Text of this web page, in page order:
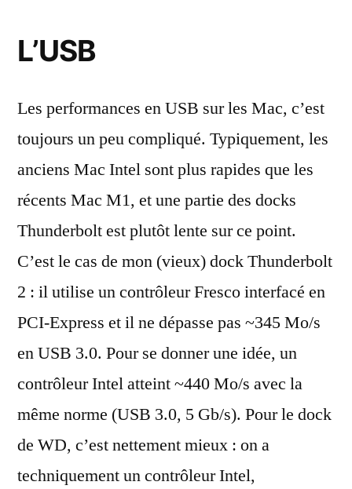
L’USB
Les performances en USB sur les Mac, c’est
toujours un peu compliqué. Typiquement, les
anciens Mac Intel sont plus rapides que les
récents Mac M1, et une partie des docks
Thunderbolt est plutôt lente sur ce point.
C’est le cas de mon (vieux) dock Thunderbolt
2 : il utilise un contrôleur Fresco interfacé en
PCI-Express et il ne dépasse pas ~345 Mo/s
en USB 3.0. Pour se donner une idée, un
contrôleur Intel atteint ~440 Mo/s avec la
même norme (USB 3.0, 5 Gb/s). Pour le dock
de WD, c’est nettement mieux : on a
techniquement un contrôleur Intel,